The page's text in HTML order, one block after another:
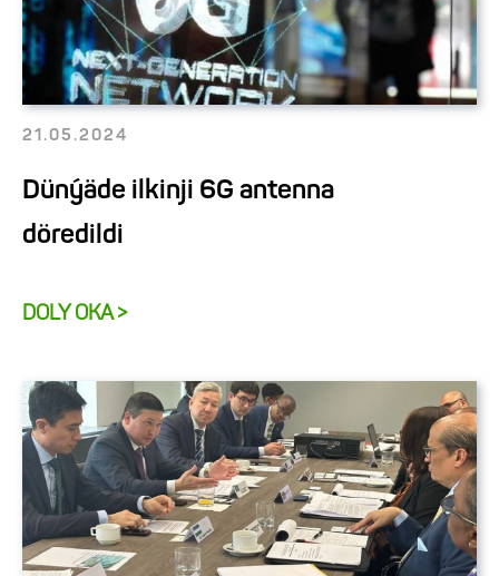
21.05.2024
Dünýäde ilkinji 6G antenna
döredildi
DOLY OKA >